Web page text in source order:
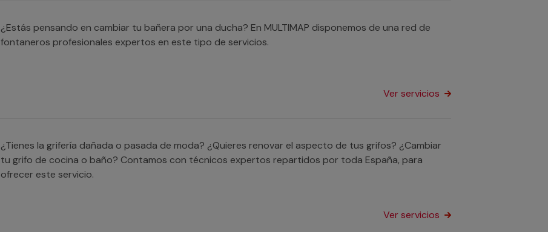
¿Estás pensando en cambiar tu bañera por una ducha? En MULTIMAP disponemos de una red de
fontaneros profesionales expertos en este tipo de servicios.
Ver servicios
¿Tienes la grifería dañada o pasada de moda? ¿Quieres renovar el aspecto de tus grifos? ¿Cambiar
tu grifo de cocina o baño? Contamos con técnicos expertos repartidos por toda España, para
ofrecer este servicio.
Ver servicios